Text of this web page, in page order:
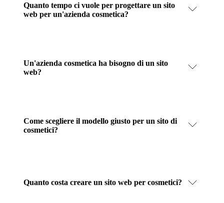
Quanto tempo ci vuole per progettare un sito
web per un'azienda cosmetica?
Un'azienda cosmetica ha bisogno di un sito
web?
Come scegliere il modello giusto per un sito di
cosmetici?
Quanto costa creare un sito web per cosmetici?